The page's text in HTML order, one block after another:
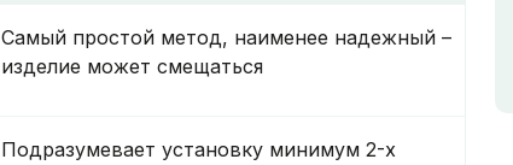
Самый простой метод, наименее надежный –
изделие может смещаться
Подразумевает установку минимум 2-х